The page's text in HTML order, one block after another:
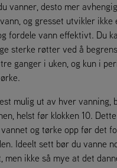
vanner, desto mer
og gresset utvikler ikke
fordele vann effektivt. Du
sterke røtter ved å
ganger i uken, og kun i
mulig ut av hver vanning,
helst før klokken 10.
og tørke opp før det
Ideelt sett bør du vanne
men ikke så mye at det